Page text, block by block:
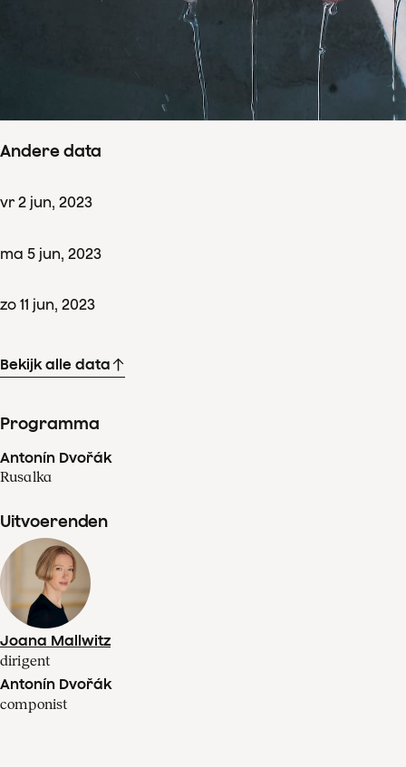
einde ± 22:00
Nationale Opera & Ballet, Amsterdam
Andere data
vr 2 jun, 2023
ma 5 jun, 2023
zo 11 jun, 2023
Bekijk alle data
Programma
Antonín Dvořák
Rusalka
Uitvoerenden
Joana Mallwitz
dirigent
Antonín Dvořák
componist